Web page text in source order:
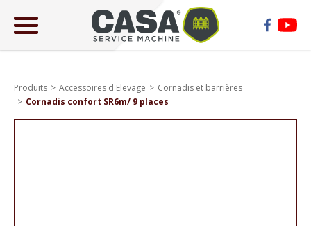
Produits Accessoires d'Elevage
Cornadis et barrières
Cornadis confort SR6m/ 9 places